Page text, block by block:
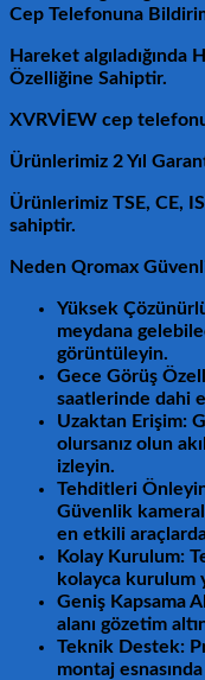
Cep Telefonuna
Hareket algıladığında
Özelliğine Sahiptir.
XVRVİEW cep
Ürünlerimiz 2 Yıl
Ürünlerimiz TSE, CE,
sahiptir.
Neden Qromax
Yüksek
meydana
görüntüleyin.
Gece Görüş
saatlerinde dahi
Uzaktan Erişim:
olursanız olun
izleyin.
Tehditleri
Güvenlik
en etkili
Kolay Kurulum:
kolayca kurulum
Geniş Kapsama
alanı gözetim
Teknik Destek:
montaj